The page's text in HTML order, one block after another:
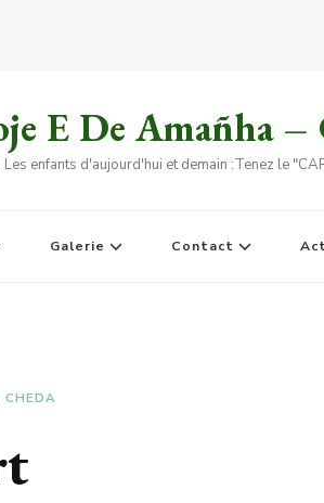
E De Amañha
enfants d'aujourd'hui et demain :Tenez le
Galerie Contact
CHEDA